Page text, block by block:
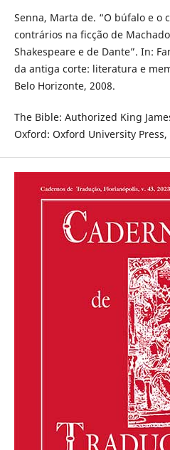
Senna, Marta de. “O búfalo e o
contrários na ficção de
Shakespeare e de Dante”. In:
da antiga corte: literatura e
Belo Horizonte, 2008.
The Bible: Authorized King
Oxford: Oxford University Press,